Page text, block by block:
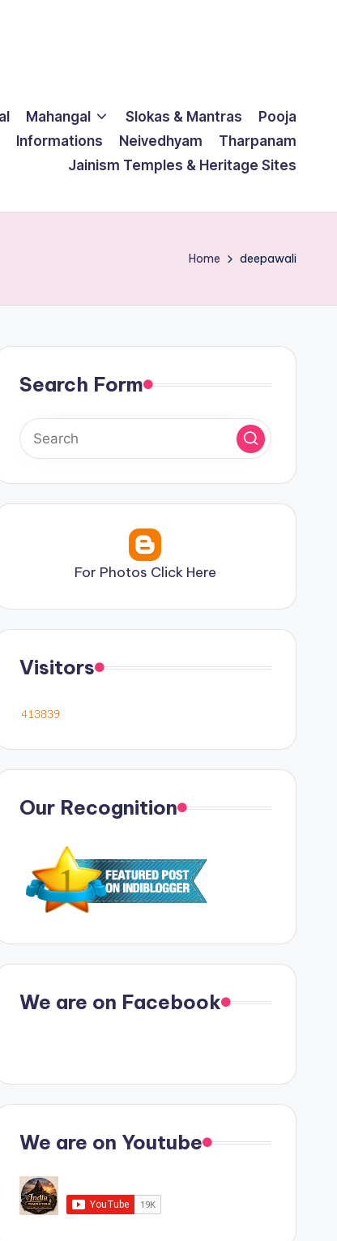
Mahangal Slokas & Mantras
Pooja
Informations Neivedhyam
Tharpanam
Jainism Temples & Heritage Sites
Home deepawali
Search Form
For Photos Click Here
Visitors
Our Recognition
We are on Facebook
We are on Youtube